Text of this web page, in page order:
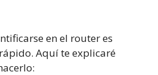
en el router es
Aquí te explicaré